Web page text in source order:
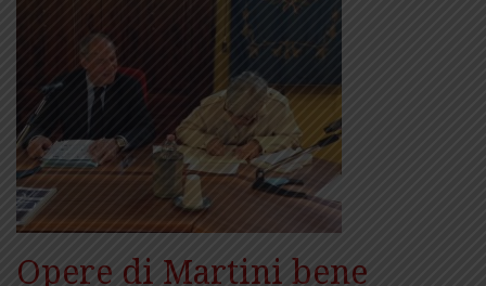
Opere di Martini bene